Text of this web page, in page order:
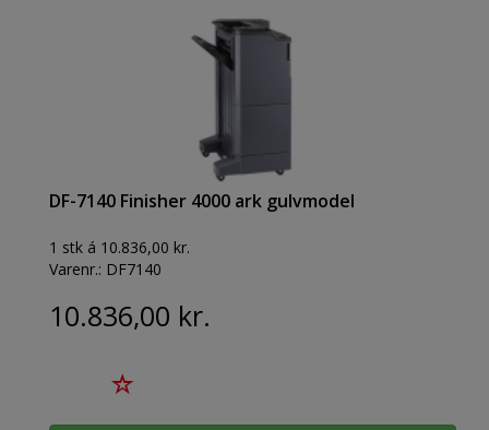
DF-7140 Finisher 4000 ark gulvmodel
1 stk á 10.836,00 kr.
Varenr.: DF7140
10.836,00 kr.